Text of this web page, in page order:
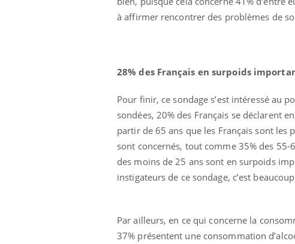
à affirmer rencontrer des problèmes de
28% des Français en surpoids
Pour finir, ce sondage s’est intéressé au
sondées, 20% des Français se déclarent
partir de 65 ans que les Français sont les
sont concernés, tout comme 35% des 55-
des moins de 25 ans sont en surpoids
instigateurs de ce sondage, c’est
Par ailleurs, en ce qui concerne la
37% présentent une consommation